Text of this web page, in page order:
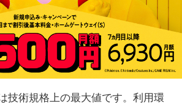
技術規格上の最大値です。利用環